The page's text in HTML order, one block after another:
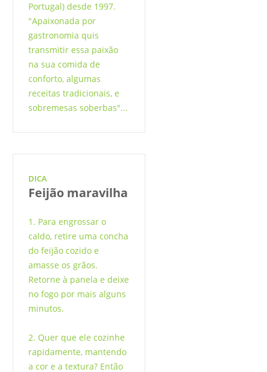
Portugal) desde 1997.
"Apaixonada por
gastronomia quis
transmitir essa paixão
na sua comida de
conforto, algumas
receitas tradicionais, e
sobremesas soberbas"...
DICA
Feijão maravilha
1. Para engrossar o
caldo, retire uma concha
do feijão cozido e
amasse os grãos.
Retorne à panela e deixe
no fogo por mais alguns
minutos.
2. Quer que ele cozinhe
rapidamente, mantendo
a cor e a textura? Então